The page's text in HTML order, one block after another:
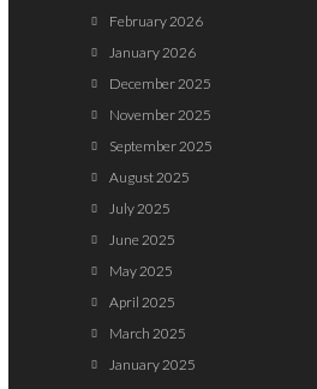
February 2026
January 2026
December 2025
November 2025
September 2025
August 2025
July 2025
June 2025
May 2025
April 2025
March 2025
January 2025